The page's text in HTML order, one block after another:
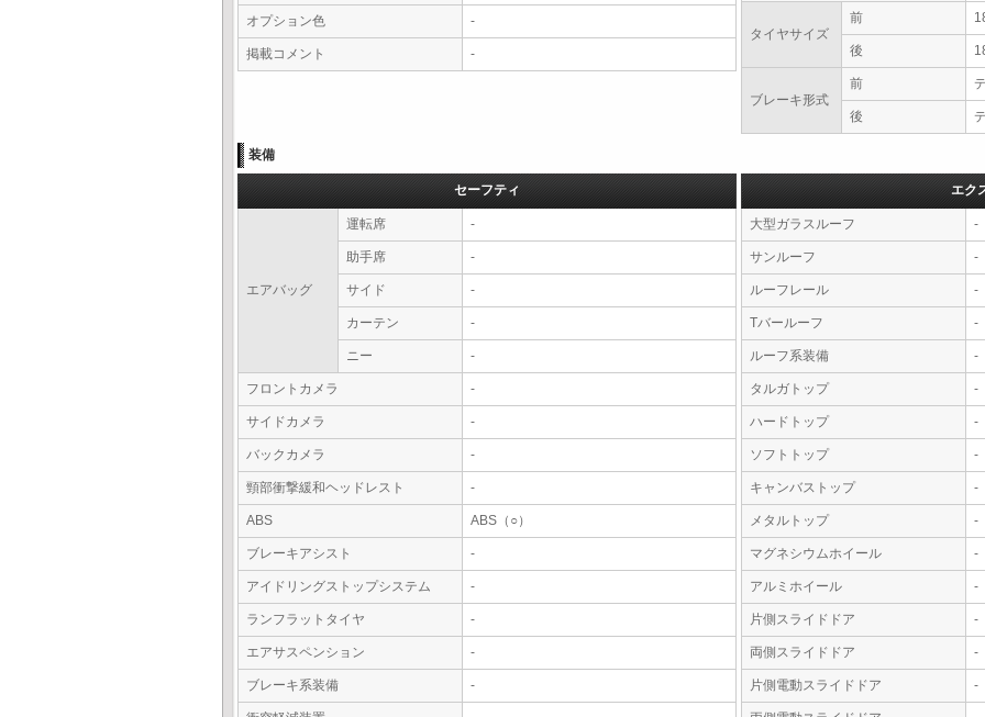
オプション色 -
掲載コメント -
タイヤサイズ
前
後
ブレーキ形式
前
後
装備
セーフティ
エアバッグ
運転席 -
助手席 -
サイド -
カーテン -
ニー -
フロントカメラ -
サイドカメラ -
バックカメラ -
頸部衝撃緩和ヘッドレスト -
ABS ABS（○）
ブレーキアシスト -
アイドリングストップシステム -
ランフラットタイヤ -
エアサスペンション -
ブレーキ系装備 -
エク
大型ガラスルーフ -
サンルーフ -
ルーフレール -
Tバールーフ -
ルーフ系装備 -
タルガトップ -
ハードトップ -
ソフトトップ -
キャンバストップ -
メタルトップ -
マグネシウムホイール -
アルミホイール -
片側スライドドア -
両側スライドドア -
片側電動スライドドア -